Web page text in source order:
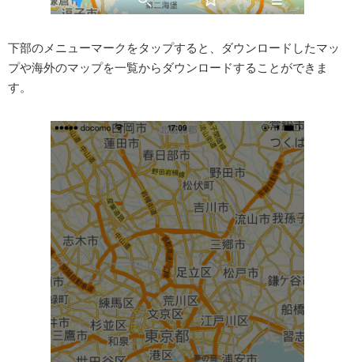
下部のメニューマークをタップすると、ダウンロードしたマッ
プや海外のマップを一覧からダウンロードすることができま
す。